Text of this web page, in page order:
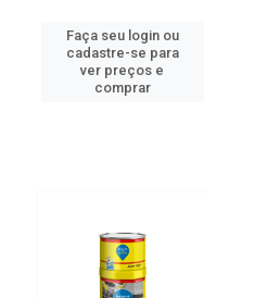
Faça seu login ou
cadastre-se para
ver preços e
comprar